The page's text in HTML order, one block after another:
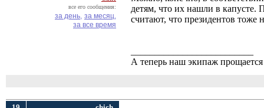
все его сообщения:
за день, за месяц,
за все время
детям, что их нашли в капусте.
считают, что президентов тоже
А теперь наш экипаж